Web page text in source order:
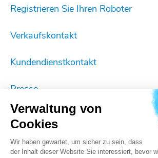
Registrieren Sie Ihren Roboter
Verkaufskontakt
Kundendienstkontakt
Presse
Impressum
Cookie-Einstellungen
Verwaltung von
Cookies
Wir haben gewartet, um sicher zu sein, dass
der Inhalt dieser Website Sie interessiert, bevor